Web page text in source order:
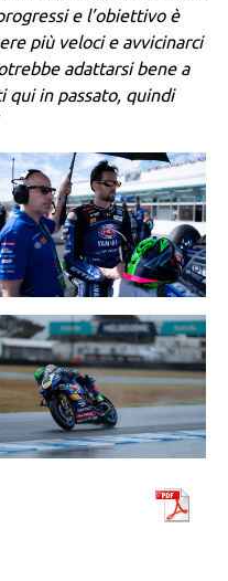
e l’obiettivo è
più veloci e avvicinarci
adattarsi bene a
in passato, quindi